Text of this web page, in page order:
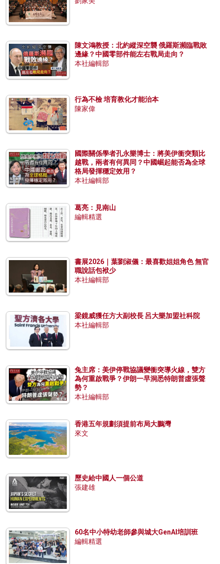
陳文鴻教授：北約縱深空襲 俄羅斯瀕臨戰敗
邊緣？中國零部件能左右戰局走向？
本社編輯部
行為不檢 培育教化才能治本
陳家偉
國際關係學者孔永樂博士：將美伊衝突類比
越戰，兩者有何異同？中國崛起能否為全球
格局發揮穩定效用？
本社編輯部
葛亮：見南山
編輯精選
書展2026｜葉劉淑儀：最喜歡姐姐角色 無官
職說話包袱少
本社編輯部
梁鏡威獲任方大副校長 呂大樂加盟社科院
本社編輯部
兔主席：美伊停戰協議變衝突導火線，雙方
為何重啟戰爭？伊朗一早洞悉特朗普虛張聲
勢？
本社編輯部
香港五年規劃須提前布局大鵬灣
來文
歷史給中國人一個公道
張建雄
60名中小特幼老師參與城大GenAI培訓班
編輯精選